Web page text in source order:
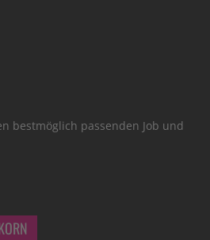
bestmöglich passenden Job und